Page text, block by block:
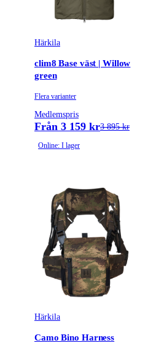
Härkila
clim8 Base väst | Willow
green
Flera varianter
Medlemspris
Från 3 159 kr3 895 kr
Online: I lager
Härkila
Camo Bino Harness